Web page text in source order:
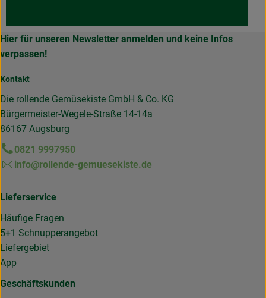
Hier für unseren Newsletter anmelden und keine Infos
verpassen!
Kontakt
Die rollende Gemüsekiste GmbH & Co. KG
Bürgermeister-Wegele-Straße 14-14a
86167 Augsburg
0821 9997950
info@rollende-gemuesekiste.de
Lieferservice
Häufige Fragen
5+1 Schnupperangebot
Liefergebiet
App
Geschäftskunden